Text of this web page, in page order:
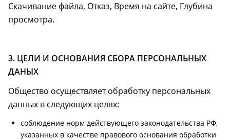
Скачивание файла, Отказ, Время на сайте, Глубина
просмотра.
3. ЦЕЛИ И ОСНОВАНИЯ СБОРА ПЕРСОНАЛЬНЫХ
ДАНЫХ
Общество осуществляет обработку персональных
данных в следующих целях:
соблюдение норм действующего законодательства РФ,
указанных в качестве правового основания обработки